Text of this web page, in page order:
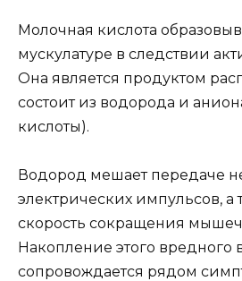
Молочная кислота
мускулатуре в следствии
Она является продуктом
состоит из водорода и
кислоты).
Водород мешает передаче
электрических импульсов, а
скорость сокращения
Накопление этого вредного
сопровождается рядом